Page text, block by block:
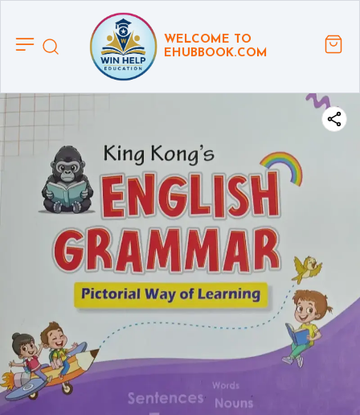
WELCOME TO
EHUBBOOK.COM